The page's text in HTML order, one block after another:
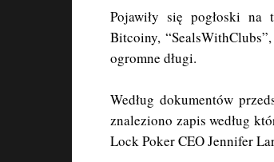
Pojawiły się pogłoski na
Bitcoiny,
ogromne długi.
Według dokumentów
znaleziono zapis według
Lock Poker CEO Jennifer